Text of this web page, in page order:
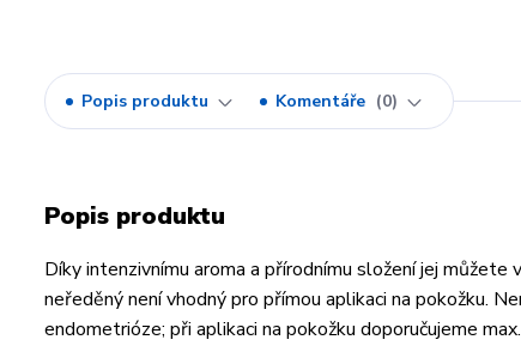
Popis produktu Komentáře 0
Popis produktu
Díky intenzivnímu aroma a přírodnímu složení jej
neředěný není vhodný pro přímou aplikaci na pokožku.
endometrióze; při aplikaci na pokožku doporučujeme